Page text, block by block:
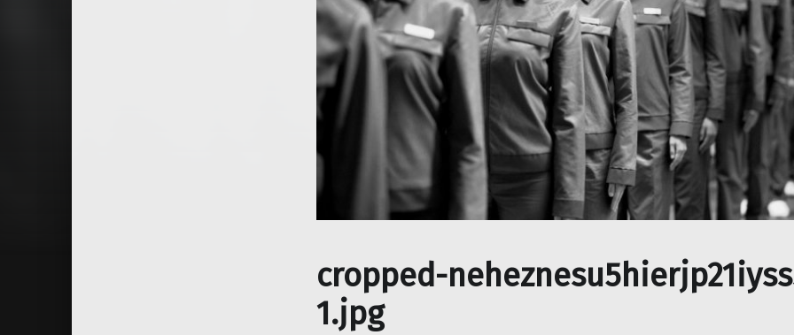
cropped-
1.jpg